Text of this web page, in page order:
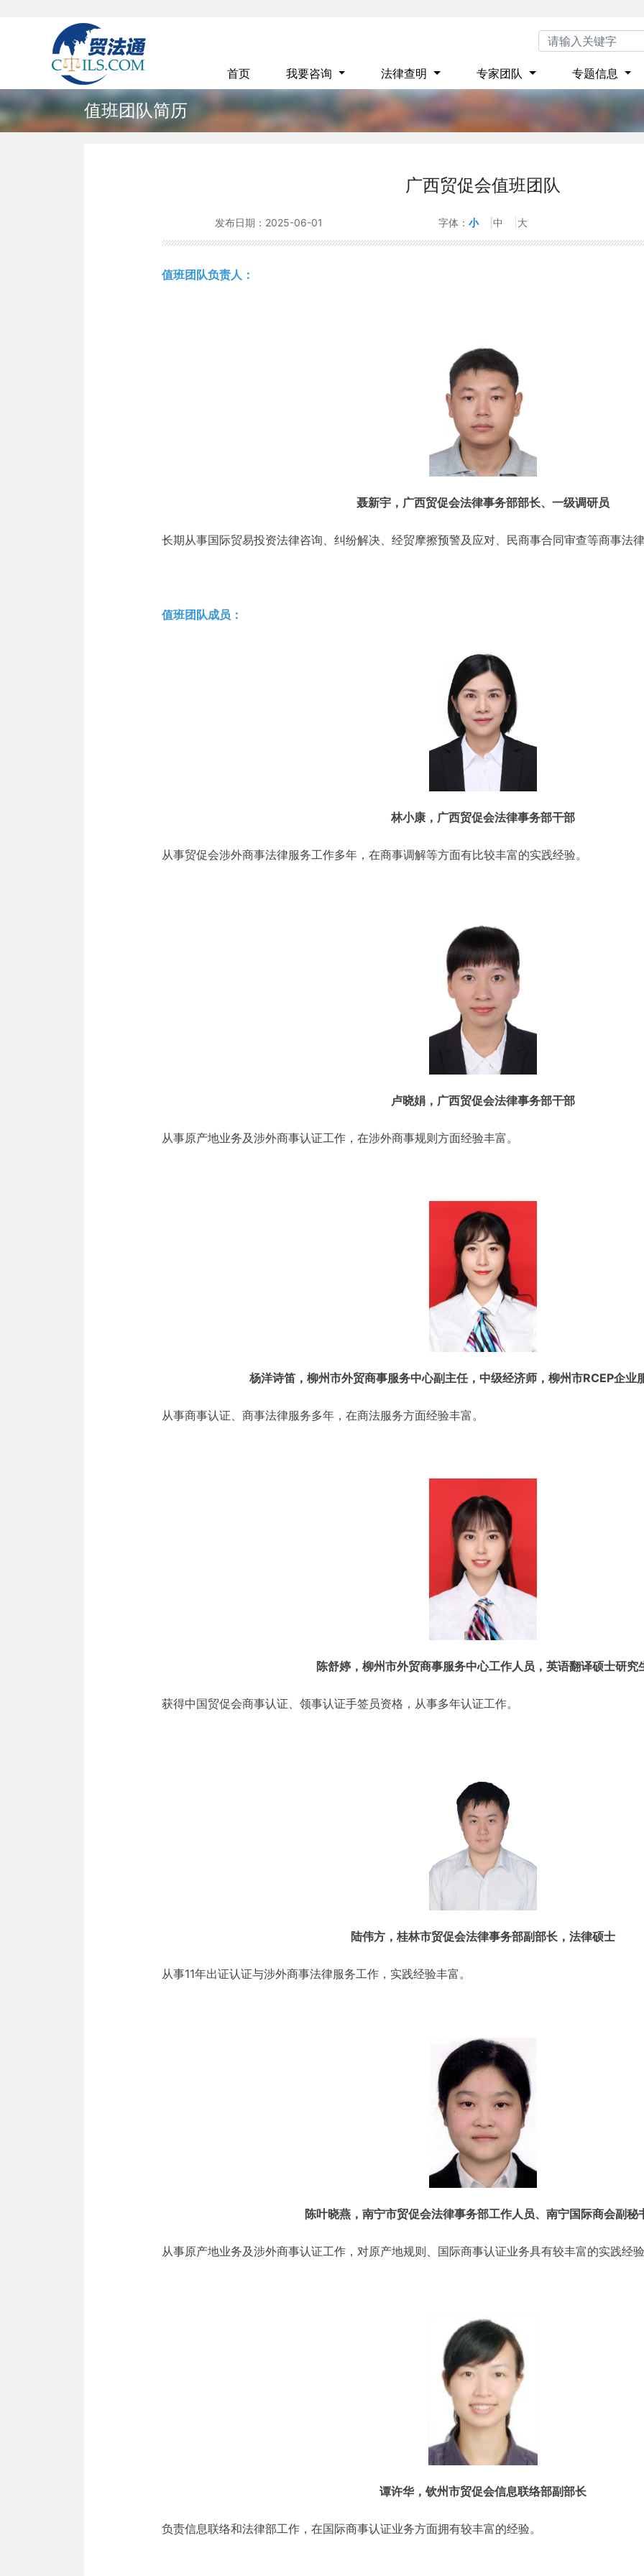
首页 我要咨询 法律查明 专家团队 专题信息
值班团队简历
广西贸促会值班团队
发布日期： 2025-06-01 字体： 小 中 大
值班团队负责人 ：
聂新宇，广西贸促会法律事务部部长、一级调研员
长期从事国际贸易投资法律咨询、纠纷解决、经贸摩擦预警及应对、民商事合同审查等商事法
值班团队成员：
林小康，广西贸促会法律事务部干部
从事贸促会涉外商事法律服务工作多年，在商事调解等方面有比较丰富的实践经验。
卢晓娟，广西贸促会法律事务部干部
从事原产地业务及涉外商事认证工作，在涉外商事规则方面经验丰富。
杨洋诗笛，柳州市外贸商事服务中心副主任，中级经济师，柳州市RCEP企业
从事商事认证、商事法律服务多年，在商法服务方面经验丰富。
陈舒婷，柳州市外贸商事服务中心工作人员，英语翻译硕士研究
获得中国贸促会商事认证、领事认证手签员资格，从事多年认证工作。
陆伟方，桂林市贸促会法律事务部副部长，法律硕士
从事11年出证认证与涉外商事法律服务工作，实践经验丰富。
陈叶晓燕，南宁市贸促会法律事务部工作人员、南宁国际商会副秘
从事原产地业务及涉外商事认证工作，对原产地规则、国际商事认证业务具有较丰富的实践经
谭许华，钦州市贸促会信息联络部副部长
负责信息联络和法律部工作，在国际商事认证业务方面拥有较丰富的经验。